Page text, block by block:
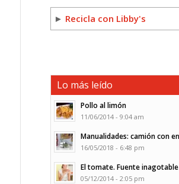
► Recicla con Libby's
Lo más leído
Pollo al limón
11/06/2014 - 9:04 am
Manualidades: camión con
16/05/2018 - 6:48 pm
El tomate. Fuente
05/12/2014 - 2:05 pm